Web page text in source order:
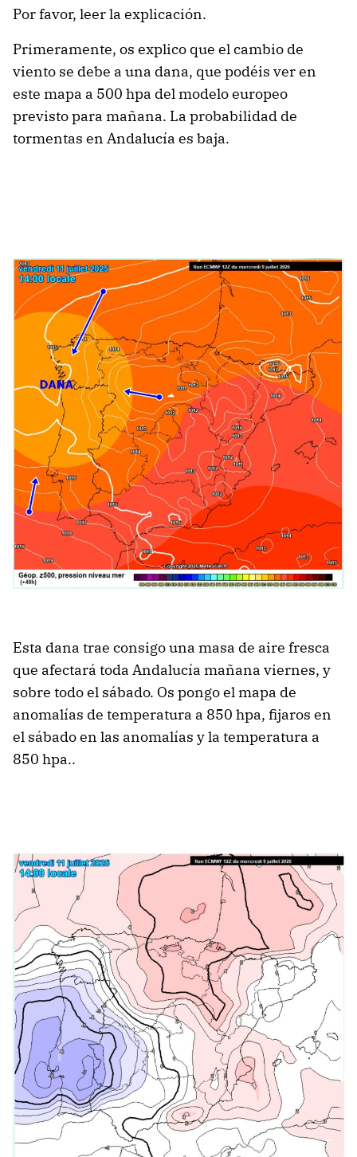
Por favor, leer la explicación.
Primeramente, os explico que el cambio de
viento se debe a una dana, que podéis ver en
este mapa a 500 hpa del modelo europeo
previsto para mañana. La probabilidad de
tormentas en Andalucía es baja.
Esta dana trae consigo una masa de aire fresca
que afectará toda Andalucía mañana viernes, y
sobre todo el sábado. Os pongo el mapa de
anomalías de temperatura a 850 hpa, fijaros en
el sábado en las anomalías y la temperatura a
850 hpa..